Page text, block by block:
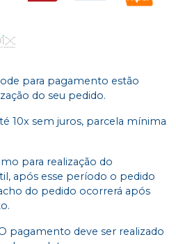
para pagamento estão
do seu pedido.
10x sem juros, parcela mínima
para realização do
após esse período o pedido
do pedido ocorrerá após
pagamento deve ser realizado